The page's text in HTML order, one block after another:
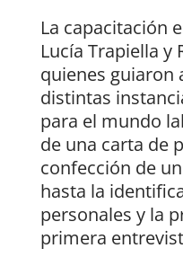
La capacitación
Lucía Trapiella y
quienes guiaron
distintas
para el mundo
de una carta de
confección de
hasta la
personales y la
primera